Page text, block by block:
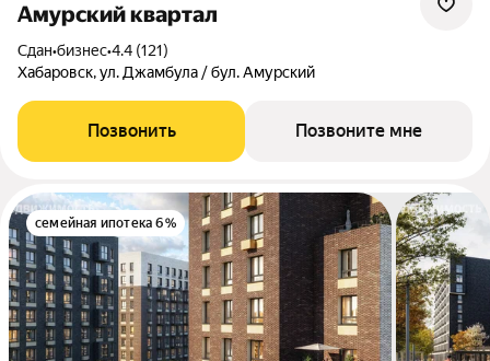
Амурский квартал
Сдан•бизнес•4.4 (121)
Хабаровск, ул. Джамбула / бул. Амурский
Позвонить Позвоните мне
семейная ипотека 6%